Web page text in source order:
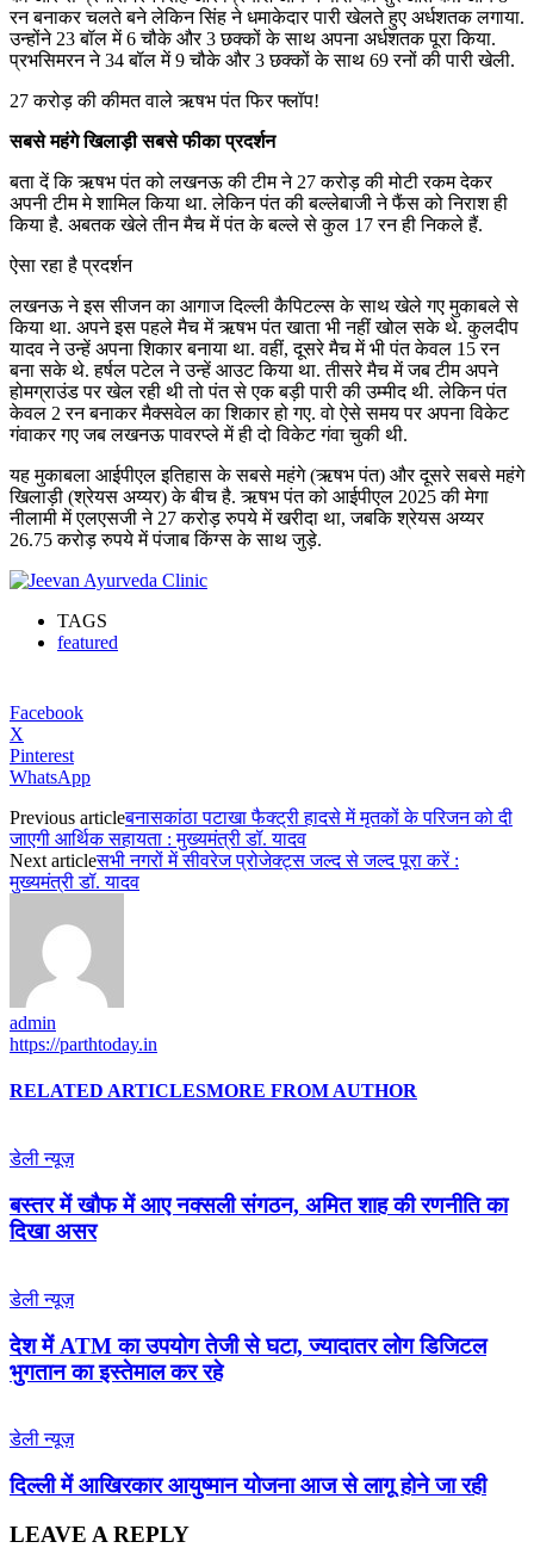
रन बनाकर चलते बने लेकिन सिंह ने धमाकेदार पारी खेलते हुए अर्धशतक लगाया.
उन्होंने 23 बॉल में 6 चौके और 3 छक्कों के साथ अपना अर्धशतक पूरा किया.
प्रभसिमरन ने 34 बॉल में 9 चौके और 3 छक्कों के साथ 69 रनों की पारी खेली.
27 करोड़ की कीमत वाले ऋषभ पंत फिर फ्लॉप!
सबसे महंगे खिलाड़ी सबसे फीका प्रदर्शन
बता दें कि ऋषभ पंत को लखनऊ की टीम ने 27 करोड़ की मोटी रकम देकर
अपनी टीम मे शामिल किया था. लेकिन पंत की बल्लेबाजी ने फैंस को निराश ही
किया है. अबतक खेले तीन मैच में पंत के बल्ले से कुल 17 रन ही निकले हैं.
ऐसा रहा है प्रदर्शन
लखनऊ ने इस सीजन का आगाज दिल्ली कैपिटल्स के साथ खेले गए मुकाबले से
किया था. अपने इस पहले मैच में ऋषभ पंत खाता भी नहीं खोल सके थे. कुलदीप
यादव ने उन्हें अपना शिकार बनाया था. वहीं, दूसरे मैच में भी पंत केवल 15 रन
बना सके थे. हर्षल पटेल ने उन्हें आउट किया था. तीसरे मैच में जब टीम अपने
होमग्राउंड पर खेल रही थी तो पंत से एक बड़ी पारी की उम्मीद थी. लेकिन पंत
केवल 2 रन बनाकर मैक्सवेल का शिकार हो गए. वो ऐसे समय पर अपना विकेट
गंवाकर गए जब लखनऊ पावरप्ले में ही दो विकेट गंवा चुकी थी.
यह मुकाबला आईपीएल इतिहास के सबसे महंगे (ऋषभ पंत) और दूसरे सबसे महंगे
खिलाड़ी (श्रेयस अय्यर) के बीच है. ऋषभ पंत को आईपीएल 2025 की मेगा
नीलामी में एलएसजी ने 27 करोड़ रुपये में खरीदा था, जबकि श्रेयस अय्यर
26.75 करोड़ रुपये में पंजाब किंग्स के साथ जुड़े.
TAGS
featured
Facebook
X
Pinterest
WhatsApp
Previous articleबनासकांठा पटाखा फैक्ट्री हादसे में मृतकों के परिजन को दी
जाएगी आर्थिक सहायता : मुख्यमंत्री डॉ. यादव
Next articleसभी नगरों में सीवरेज प्रोजेक्ट्स जल्द से जल्द पूरा करें :
मुख्यमंत्री डॉ. यादव
admin
https://parthtoday.in
RELATED ARTICLESMORE FROM AUTHOR
डेली न्यूज़
बस्तर में खौफ में आए नक्सली संगठन, अमित शाह की रणनीति का
दिखा असर
डेली न्यूज़
देश में ATM का उपयोग तेजी से घटा, ज्यादातर लोग डिजिटल
भुगतान का इस्तेमाल कर रहे
डेली न्यूज़
द‍िल्‍ली में आख‍िरकार आयुष्‍मान योजना आज से लागू होने जा रही
LEAVE A REPLY